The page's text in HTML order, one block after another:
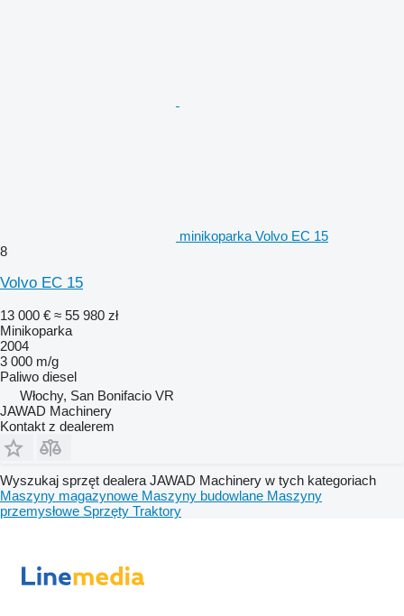
minikoparka Volvo EC 15
8
Volvo EC 15
13 000 € ≈ 55 980 zł
Minikoparka
2004
3 000 m/g
Paliwo diesel
Włochy, San Bonifacio VR
JAWAD Machinery
Kontakt z dealerem
Wyszukaj sprzęt dealera JAWAD Machinery w tych kategoriach
Maszyny magazynowe Maszyny budowlane Maszyny
przemysłowe Sprzęty Traktory